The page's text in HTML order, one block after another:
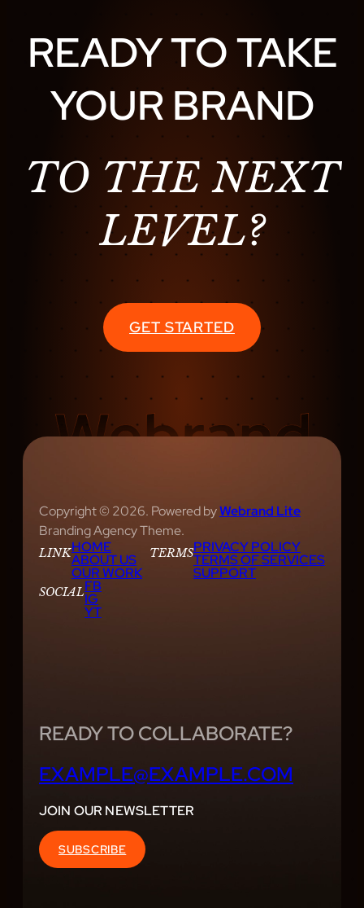
READY TO TAKE
YOUR BRAND
TO THE NEXT
LEVEL?
GET STARTED
Copyright © 2026. Powered byWebrand Lite
Branding Agency Theme.
LINKHOME
ABOUT US
OUR WORK
TERMSPRIVACY POLICY
TERMS OF SERVICES
SUPPORT
SOCIALFB
IG
YT
READY TO COLLABORATE?
EXAMPLE@EXAMPLE.COM
JOIN OUR NEWSLETTER
SUBSCRIBE